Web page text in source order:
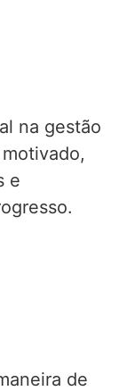
na gestão
e
de